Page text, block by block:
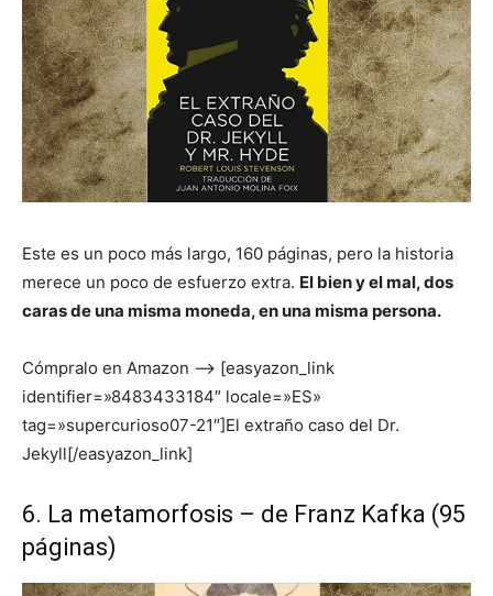
Este es un poco más largo, 160 páginas, pero la historia
merece un poco de esfuerzo extra. El bien y el mal, dos
caras de una misma moneda, en una misma persona.
Cómpralo en Amazon –> [easyazon_link
identifier=»8483433184″ locale=»ES»
tag=»supercurioso07-21″]El extraño caso del Dr.
Jekyll[/easyazon_link]
6. La metamorfosis – de Franz Kafka (95
páginas)